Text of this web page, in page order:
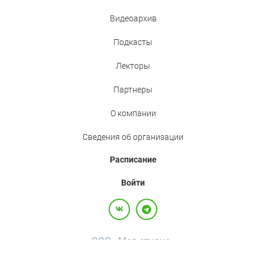
Видеоархив
Подкасты
Лекторы
Партнеры
О компании
Сведения об организации
Расписание
Войти
ООО «Мед.студио»